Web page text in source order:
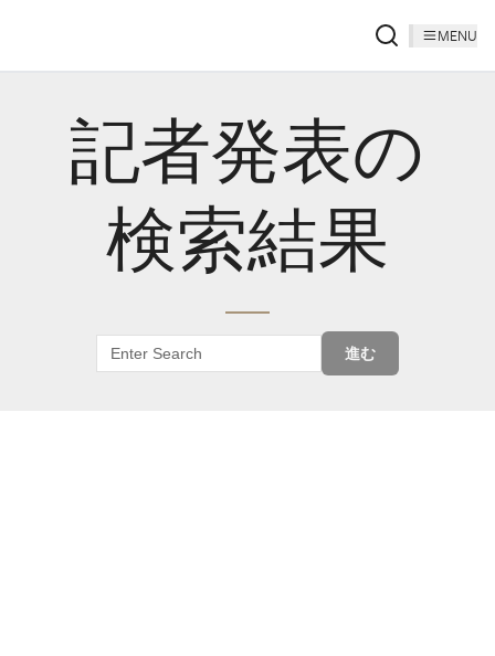
MENU
記者発表の
検索結果
進む